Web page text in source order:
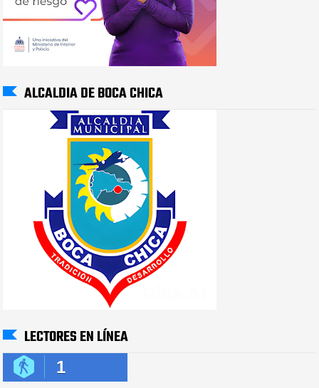
ALCALDIA DE BOCA CHICA
LECTORES EN LÍNEA
1